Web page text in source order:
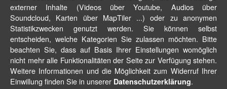
externer Inhalte (Videos über Youtube, Audios über
Soundcloud, Karten über MapTiler ...) oder zu anonymen
Statistikzwecken genutzt werden. Sie können selbst
entscheiden, welche Kategorien Sie zulassen möchten. Bitte
beachten Sie, dass auf Basis Ihrer Einstellungen womöglich
nicht mehr alle Funktionalitäten der Seite zur Verfügung stehen.
Weitere Informationen und die Möglichkeit zum Widerruf Ihrer
Einwillung finden Sie in unserer Datenschutzerklärung.